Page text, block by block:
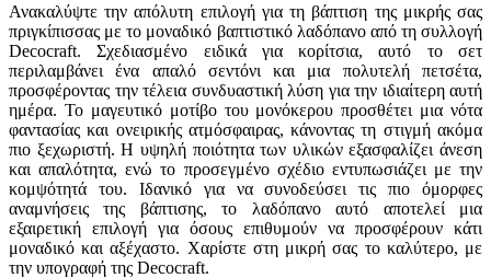
Ανακαλύψτε την απόλυτη επιλογή για τη βάπτιση της μικρής σας
πριγκίπισσας με το μοναδικό βαπτιστικό λαδόπανο από τη συλλογή
Decocraft. Σχεδιασμένο ειδικά για κορίτσια, αυτό το σετ
περιλαμβάνει ένα απαλό σεντόνι και μια πολυτελή πετσέτα,
προσφέροντας την τέλεια συνδυαστική λύση για την ιδιαίτερη αυτή
ημέρα. Το μαγευτικό μοτίβο του μονόκερου προσθέτει μια νότα
φαντασίας και ονειρικής ατμόσφαιρας, κάνοντας τη στιγμή ακόμα
πιο ξεχωριστή. Η υψηλή ποιότητα των υλικών εξασφαλίζει άνεση
και απαλότητα, ενώ το προσεγμένο σχέδιο εντυπωσιάζει με την
κομψότητά του. Ιδανικό για να συνοδεύσει τις πιο όμορφες
αναμνήσεις της βάπτισης, το λαδόπανο αυτό αποτελεί μια
εξαιρετική επιλογή για όσους επιθυμούν να προσφέρουν κάτι
μοναδικό και αξέχαστο. Χαρίστε στη μικρή σας το καλύτερο, με
την υπογραφή της Decocraft.